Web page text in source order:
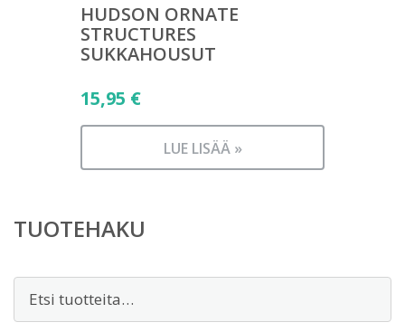
HUDSON ORNATE
STRUCTURES
SUKKAHOUSUT
15,95 €
LUE LISÄÄ »
TUOTEHAKU
Etsi: